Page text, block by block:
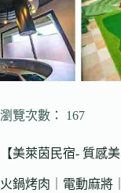
瀏覽次數： 167
【美萊茵民宿- 質感
火鍋烤肉｜電動麻將